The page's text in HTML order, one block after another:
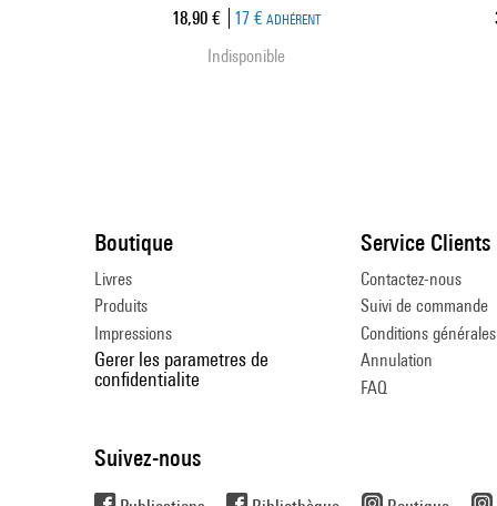
Prix ​​actuel
18,90 € 17 € ADHÉRENT
Indisponible
Boutique
Livres
Produits
Impressions
Gerer les parametres de
confidentialite
Service Clients
Contactez-nous
Suivi de commande
Conditions
Annulation
FAQ
Suivez-nous